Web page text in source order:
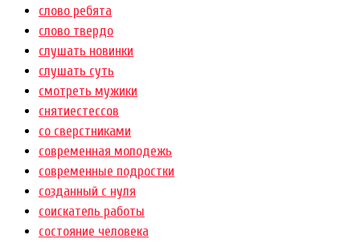
слово ребята
слово твердо
слушать новинки
слушать суть
смотреть мужики
снятиестессов
со сверстниками
современная молодежь
современные подростки
созданный с нуля
соискатель работы
состояние человека